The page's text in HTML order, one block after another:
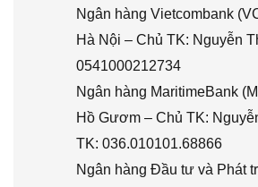
Ngân hàng Vietcombank
Hà Nội – Chủ TK: Nguyễn
0541000212734
Ngân hàng MaritimeBank
Hồ Gươm – Chủ TK:
TK: 036.010101.68866
Ngân hàng Đầu tư và Phát